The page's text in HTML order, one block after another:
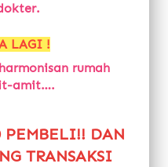
LAGI !
rumah
amit….
PEMBELI!! DAN
TRANSAKSI